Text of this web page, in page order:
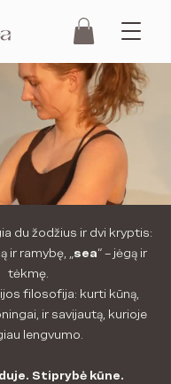
du žodžius ir dvi kryptis:
ir ramybę, „sea“ – jėgą ir
tėkmę.
filosofija: kurti kūną,
ir savijautą, kurioje
lengvumo.
Stiprybė kūne.